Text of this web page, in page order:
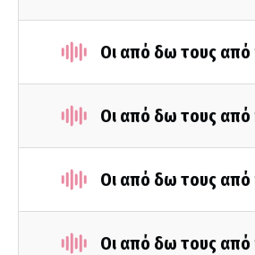
Οι από δω τους από
Οι από δω τους
Οι από δω τους
Οι από δω τους